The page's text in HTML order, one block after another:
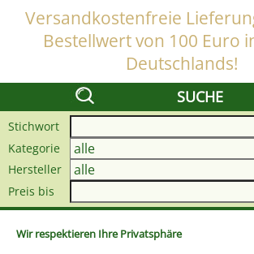
Wir respektieren Ihre Privatsphäre
Versandkostenfreie
Bestellwert von 100 Euro
Deutschlands!
SUCHE
Stichwort
Kategorie
Hersteller
Preis bis